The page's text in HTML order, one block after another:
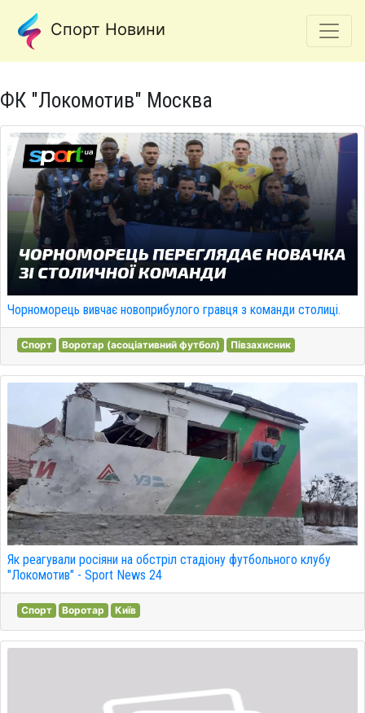
Спорт Новини
ФК "Локомотив" Москва
Чорноморець вивчає новоприбулого гравця з команди столиці.
Спорт Воротар (асоціативний футбол) Півзахисник
Як реагували росіяни на обстріл стадіону футбольного клубу
"Локомотив" - Sport News 24
Спорт Воротар Київ